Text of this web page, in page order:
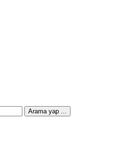
Arama yap ...